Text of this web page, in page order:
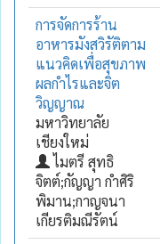
การจัดการร้าน
อาหารมังสวิรัติตาม
แนวคิดเพื่อสุขภาพ
ผลกำไรและจิต
วิญญาณ
มหาวิทยาลัย
เชียงใหม่
ไมตรี สุทธิ
จิตต์;กัญญา กำศิริ
พิมาน;กาญจนา
เกียรติมณีรัตน์